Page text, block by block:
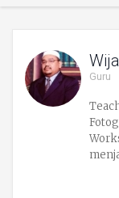
Guru